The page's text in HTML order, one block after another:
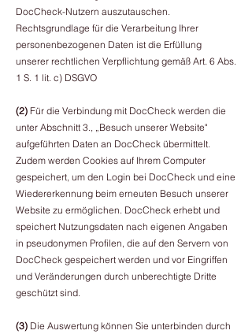
DocCheck-Nutzern auszutauschen.
Rechtsgrundlage für die Verarbeitung Ihrer
personenbezogenen Daten ist die Erfüllung
unserer rechtlichen Verpflichtung gemäß Art. 6 Abs.
1 S. 1 lit. c) DSGVO
(2) Für die Verbindung mit DocCheck werden die
unter Abschnitt 3., „Besuch unserer Website"
aufgeführten Daten an DocCheck übermittelt.
Zudem werden Cookies auf Ihrem Computer
gespeichert, um den Login bei DocCheck und eine
Wiedererkennung beim erneuten Besuch unserer
Website zu ermöglichen. DocCheck erhebt und
speichert Nutzungsdaten nach eigenen Angaben
in pseudonymen Profilen, die auf den Servern von
DocCheck gespeichert werden und vor Eingriffen
und Veränderungen durch unberechtigte Dritte
geschützt sind.
(3) Die Auswertung können Sie unterbinden durch